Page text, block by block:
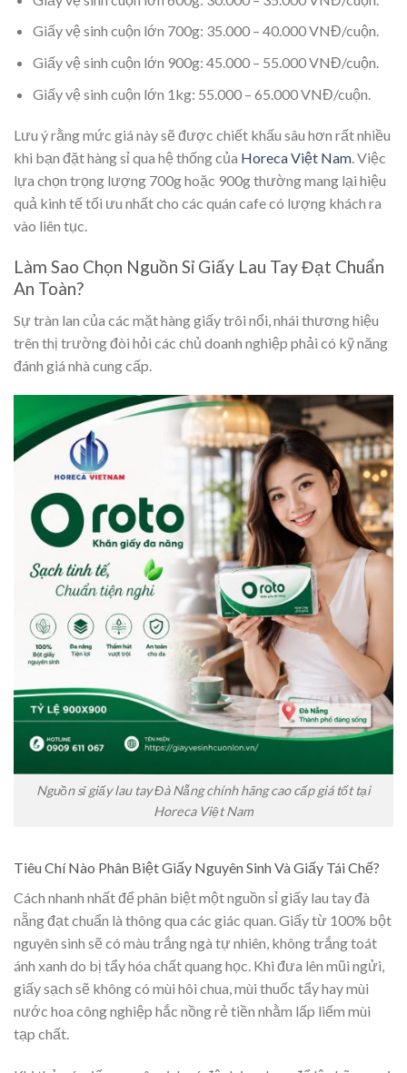
Giấy vệ sinh cuộn lớn 700g: 35.000 – 40.000 VNĐ/cuộn.
Giấy vệ sinh cuộn lớn 900g: 45.000 – 55.000 VNĐ/cuộn.
Giấy vệ sinh cuộn lớn 1kg: 55.000 – 65.000 VNĐ/cuộn.
Lưu ý rằng mức giá này sẽ được chiết khấu sâu hơn rất nhiều
khi bạn đặt hàng sỉ qua hệ thống của Horeca Việt Nam.Việc
lựa chọn trọng lượng 700g hoặc 900g thường mang lại hiệu
quả kinh tế tối ưu nhất cho các quán cafe có lượng khách ra
vào liên tục.
Làm Sao Chọn Nguồn Sỉ Giấy Lau Tay Đạt Chuẩn
An Toàn?
Sự tràn lan của các mặt hàng giấy trôi nổi, nhái thương hiệu
trên thị trường đòi hỏi các chủ doanh nghiệp phải có kỹ năng
đánh giá nhà cung cấp.
Nguồn sỉ giấy lau tay Đà Nẵng chính hãng cao cấp giá tốt tại
Horeca Việt Nam
Tiêu Chí Nào Phân Biệt Giấy Nguyên Sinh Và Giấy Tái Chế?
Cách nhanh nhất để phân biệt một nguồn sỉ giấy lau tay đà
nẵng đạt chuẩn là thông qua các giác quan. Giấy từ 100% bột
nguyên sinh sẽ có màu trắng ngà tự nhiên, không trắng toát
ánh xanh do bị tẩy hóa chất quang học. Khi đưa lên mũi ngửi,
giấy sạch sẽ không có mùi hôi chua, mùi thuốc tẩy hay mùi
nước hoa công nghiệp hắc nồng rẻ tiền nhằm lấp liếm mùi
tạp chất.